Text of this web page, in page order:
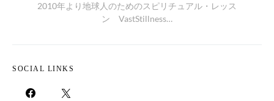
2010年より地球人のためのスピリチュアル・レッス
ン VastStillness…
SOCIAL LINKS